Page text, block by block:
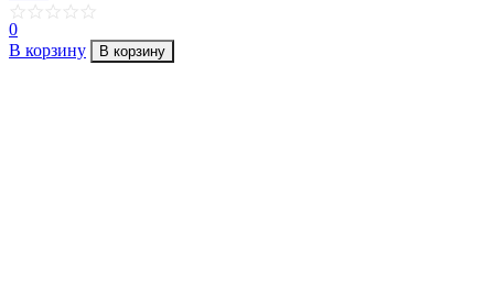
0
В корзину
В корзину